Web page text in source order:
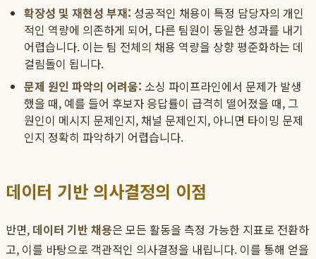
확장성 및 재현성 부재: 성공적인 채용이 특정 담당자의 개인
적인 역량에 의존하게 되어, 다른 팀원이 동일한 성과를 내기
어렵습니다. 이는 팀 전체의 채용 역량을 상향 평준화하는 데
걸림돌이 됩니다.
문제 원인 파악의 어려움: 소싱 파이프라인에서 문제가 발생
했을 때, 예를 들어 후보자 응답률이 급격히 떨어졌을 때, 그
원인이 메시지 문제인지, 채널 문제인지, 아니면 타이밍 문제
인지 정확히 파악하기 어렵습니다.
데이터 기반 의사결정의 이점
반면, 데이터 기반 채용은 모든 활동을 측정 가능한 지표로 전환하
고, 이를 바탕으로 객관적인 의사결정을 내립니다. 이를 통해 얻을